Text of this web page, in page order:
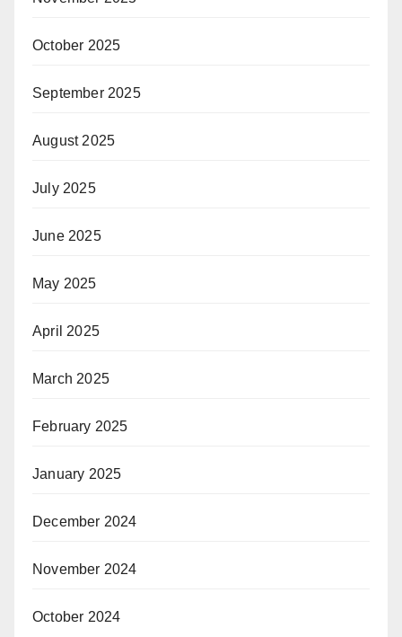
October 2025
September 2025
August 2025
July 2025
June 2025
May 2025
April 2025
March 2025
February 2025
January 2025
December 2024
November 2024
October 2024